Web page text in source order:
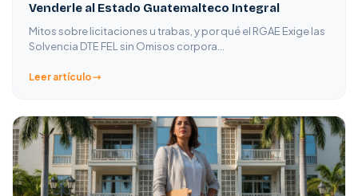
Venderle al Estado Guatemalteco Integral
Mitos sobre licitaciones u trabas, y por qué el RGAE Exige las
Solvencia DTE FEL sin Omisos corpora…
Leer artículo